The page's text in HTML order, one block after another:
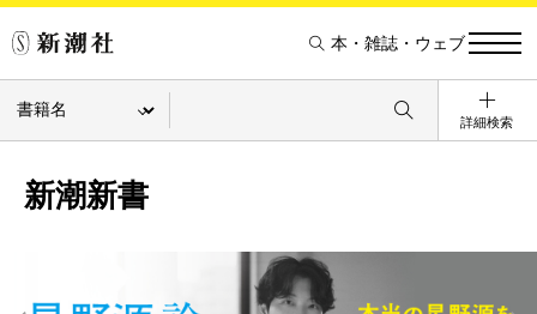
本・雑誌・ウェブ
詳細検索
新潮新書